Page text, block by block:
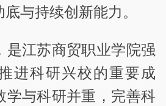
与持续创新能力。
是江苏商贸职业学院强
进科研兴校的重要成
学与科研并重，完善科